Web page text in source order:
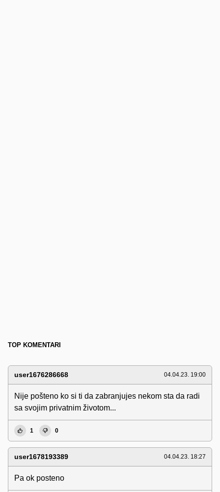
TOP KOMENTARI
user1676286668 04.04.23. 19:00
Nije pošteno ko si ti da zabranjujes nekom sta da radi
sa svojim privatnim životom...
1 0
user1678193389 04.04.23. 18:27
Pa ok posteno